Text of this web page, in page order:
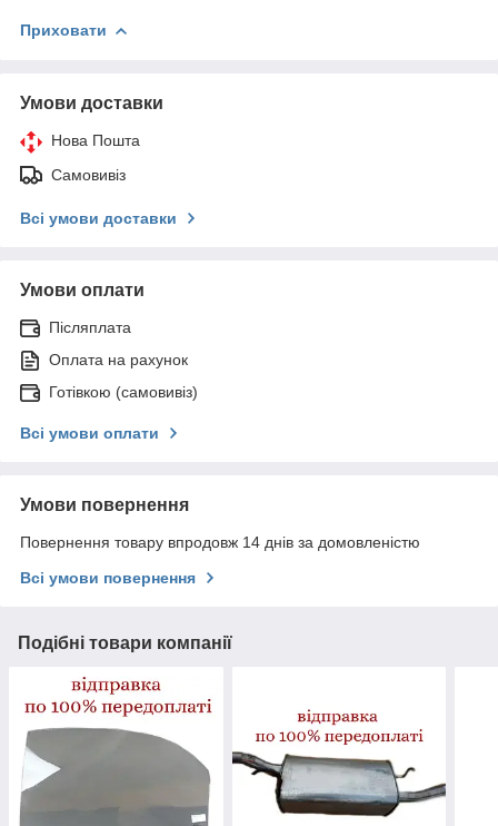
Приховати
Умови доставки
Нова Пошта
Самовивіз
Всі умови доставки
Умови оплати
Післяплата
Оплата на рахунок
Готівкою (самовивіз)
Всі умови оплати
Умови повернення
Повернення товару впродовж 14 днів за домовленістю
Всі умови повернення
Подібні товари компанії